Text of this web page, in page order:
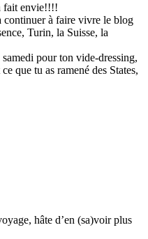
fait envie!!!!
continuer à faire vivre le blog
Turin, la Suisse, la
pour ton vide-dressing,
que tu as ramené des States,
hâte d’en (sa)voir plus